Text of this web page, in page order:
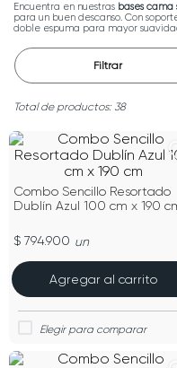
Encuentra en nuestras bases cama
para un buen descanso. Con
doble espuma para mayor
Filtrar
38
Combo Sencillo Resortado
Dublín Azul 100 cm x 190
$ 794.900 un
Agregar al carrito